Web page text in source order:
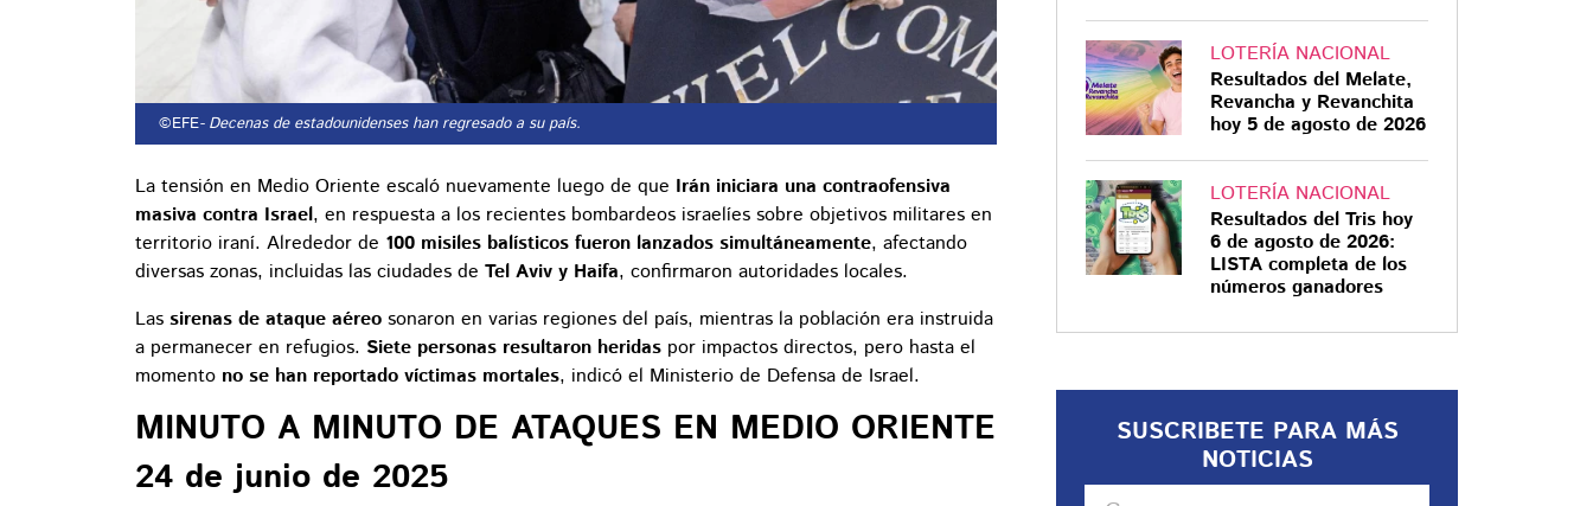
©EFE- Decenas de estadounidenses han regresado a su país.
La tensión en Medio Oriente escaló nuevamente luego de que Irán iniciara una contraofensiva
masiva contra Israel, en respuesta a los recientes bombardeos israelíes sobre objetivos militares en
territorio iraní. Alrededor de 100 misiles balísticos fueron lanzados simultáneamente, afectando
diversas zonas, incluidas las ciudades de Tel Aviv y Haifa, confirmaron autoridades locales.
Las sirenas de ataque aéreo sonaron en varias regiones del país, mientras la población era instruida
a permanecer en refugios. Siete personas resultaron heridas por impactos directos, pero hasta el
momento no se han reportado víctimas mortales, indicó el Ministerio de Defensa de Israel.
MINUTO A MINUTO DE ATAQUES EN MEDIO ORIENTE
24 de junio de 2025
LOTERÍA NACIONAL
Resultados del Melate,
Revancha y Revanchita
hoy 5 de agosto de 2026
LOTERÍA NACIONAL
Resultados del Tris hoy
6 de agosto de 2026:
LISTA completa de los
números ganadores
SUSCRIBETE PARA MÁS
NOTICIAS